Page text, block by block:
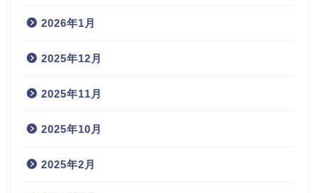
2026年1月
2025年12月
2025年11月
2025年10月
2025年2月